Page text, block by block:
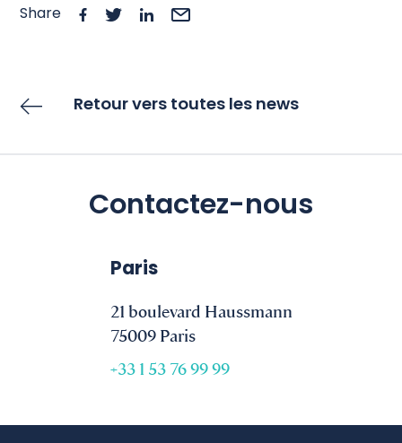
Share
Retour vers toutes les news
Contactez-nous
Paris
21 boulevard Haussmann
75009 Paris
+33 1 53 76 99 99